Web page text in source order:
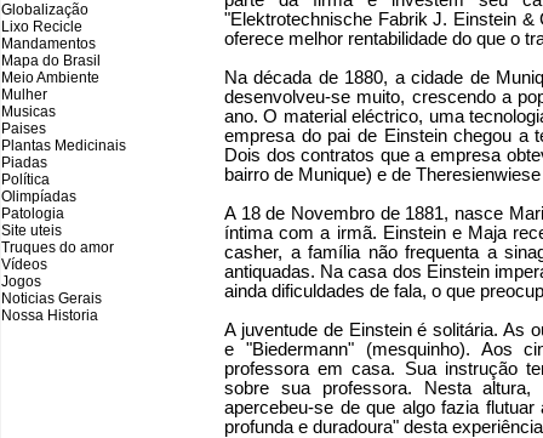
Globalização
Lixo Recicle
Mandamentos
Mapa do Brasil
Meio Ambiente
Mulher
Musicas
Paises
Plantas Medicinais
Piadas
Política
Olimpíadas
Patologia
Site uteis
Truques do amor
Vídeos
Jogos
Noticias Gerais
Nossa Historia
"Elektrotechnische Fabrik J. Einstein
oferece melhor rentabilidade do que o
Na década de 1880, a cidade de
desenvolveu-se muito, crescendo a
ano. O material eléctrico, uma
empresa do pai de Einstein chegou a
Dois dos contratos que a empresa
bairro de Munique) e de
A 18 de Novembro de 1881, nasce
íntima com a irmã. Einstein e Maja
casher, a família não frequenta a
antiquadas. Na casa dos Einstein
ainda dificuldades de fala, o que
A juventude de Einstein é solitária. As
e "Biedermann" (mesquinho). Aos
professora em casa. Sua instrução
sobre sua professora. Nesta
apercebeu-se de que algo fazia
profunda e duradoura" desta